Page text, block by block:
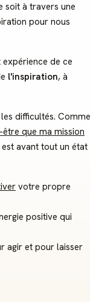
soit à travers une
pour nous
de ce
l'inspiration, à
difficultés. Comme
être que ma mission
est avant tout un état
votre propre
positive qui
agir et pour laisser